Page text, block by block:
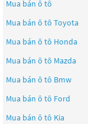
Mua bán ô tô
Mua bán ô tô Toyota
Mua bán ô tô Honda
Mua bán ô tô Mazda
Mua bán ô tô Bmw
Mua bán ô tô Ford
Mua bán ô tô Kia